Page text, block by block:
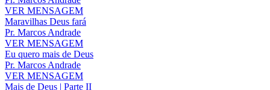
VER MENSAGEM
Maravilhas Deus fará
Pr. Marcos Andrade
VER MENSAGEM
Eu quero mais de Deus
Pr. Marcos Andrade
VER MENSAGEM
Mais de Deus | Parte II